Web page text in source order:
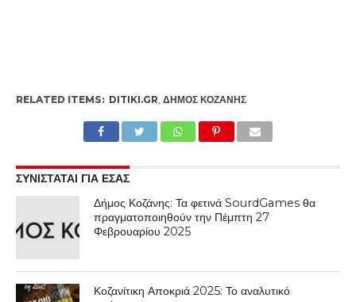
RELATED ITEMS: DITIKI.GR ΔΉΜΟΣ ΚΟΖΆΝΗΣ
ΣΥΝΙΣΤΑΤΑΙ ΓΙΑ ΕΣΑΣ
Δήμος Κοζάνης: Τα φετινά SourdGames θα
πραγματοποιηθούν την Πέμπτη 27
Φεβρουαρίου 2025
Κοζανίτικη Αποκριά 2025: Το αναλυτικό